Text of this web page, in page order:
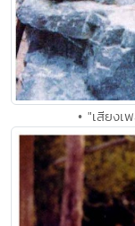
• "เสียงเ